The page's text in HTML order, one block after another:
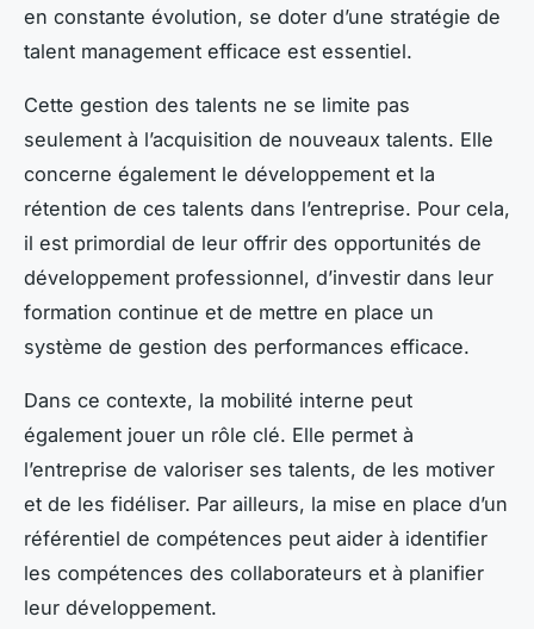
en constante évolution, se doter d’une stratégie de
talent management efficace est essentiel.
Cette gestion des talents ne se limite pas
seulement à l’acquisition de nouveaux talents. Elle
concerne également le développement et la
rétention de ces talents dans l’entreprise. Pour cela,
il est primordial de leur offrir des opportunités de
développement professionnel, d’investir dans leur
formation continue et de mettre en place un
système de gestion des performances efficace.
Dans ce contexte, la mobilité interne peut
également jouer un rôle clé. Elle permet à
l’entreprise de valoriser ses talents, de les motiver
et de les fidéliser. Par ailleurs, la mise en place d’un
référentiel de compétences peut aider à identifier
les compétences des collaborateurs et à planifier
leur développement.